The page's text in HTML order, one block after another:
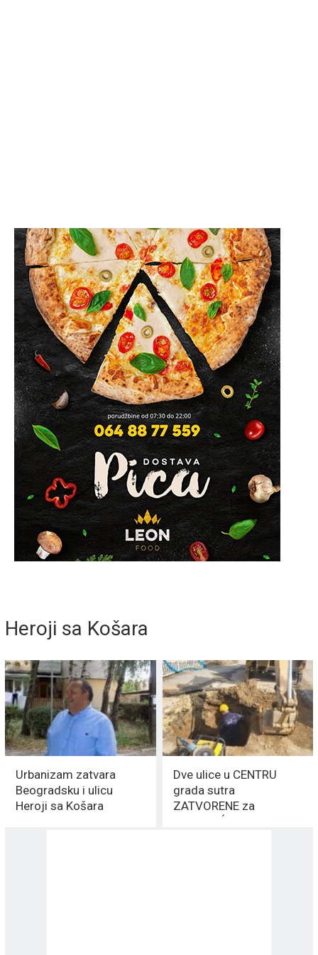
Heroji sa Košara
Urbanizam zatvara
Beogradsku i ulicu
Heroji sa Košara
Dve ulice u CENTRU
grada sutra
ZATVORENE za
SAOBRAĆAJ